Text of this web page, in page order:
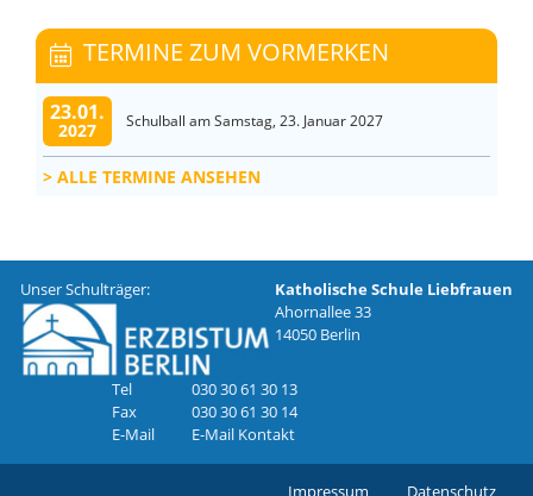
TERMINE ZUM VORMERKEN
23.01.
2027 Schulball am Samstag, 23. Januar 2027
ALLE TERMINE ANSEHEN
Unser Schulträger:
Katholische Schule Liebfrauen
Ahornallee 33
14050 Berlin
Tel
030 30 61 30 13
Fax
030 30 61 30 14
E-Mail
E-Mail Kontakt
Impressum Datenschutz